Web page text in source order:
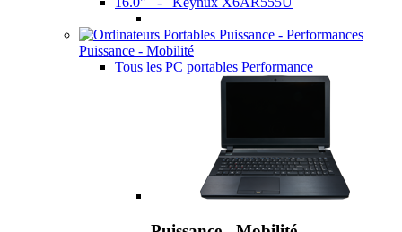
Puissance - Mobilité
Tous les PC portables Performance